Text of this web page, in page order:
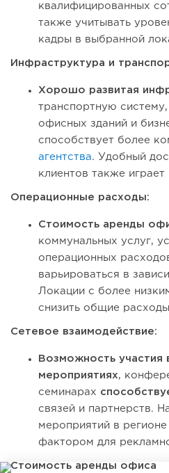
квалифицированных
также учитывать
кадры в выбранной
Инфраструктура и
Хорошо развитая
транспортную
офисных зданий и
способствует более
агентства. Удобный
клиентов также
Операционные расходы:
Стоимость аренды
коммунальных услуг,
операционных
варьироваться в
Локации с более
снизить общие
Сетевое взаимодействие:
Возможность участия
мероприятиях,
семинарах
связей и партнерств.
мероприятий в
фактором для
Стоимость аренды офиса